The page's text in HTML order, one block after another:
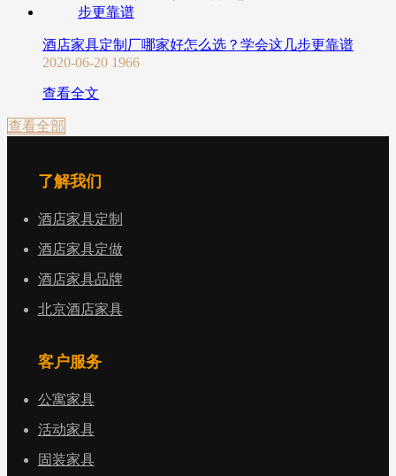
酒店家具定制厂哪家好怎么选？学会这几步更靠谱
2020-06-20 1966
查看全文
查看全部
了解我们
酒店家具定制
酒店家具定做
酒店家具品牌
北京酒店家具
客户服务
公寓家具
活动家具
固装家具